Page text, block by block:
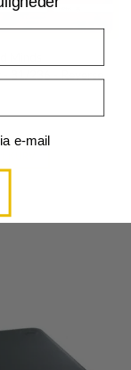
e-mail